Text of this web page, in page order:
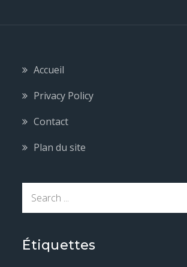
Accueil
Privacy Policy
Contact
Plan du site
r
Étiquettes